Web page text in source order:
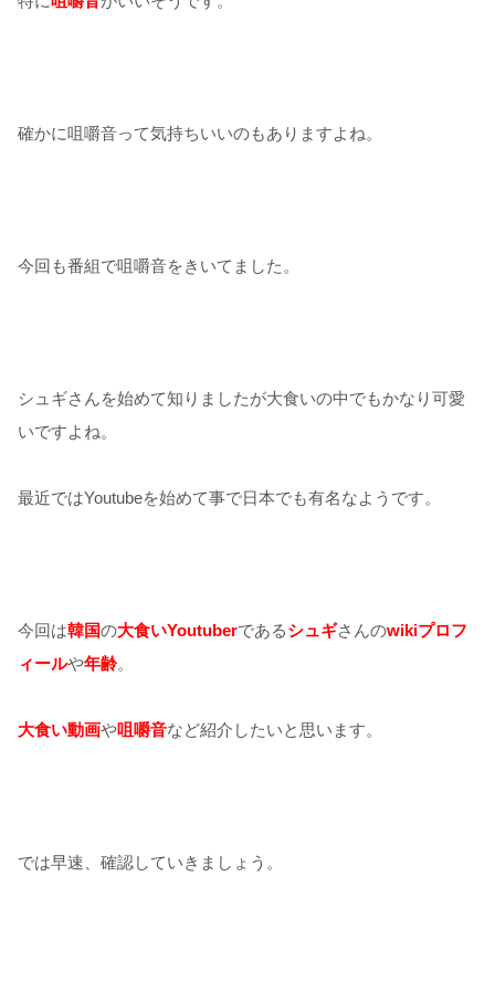
確かに咀嚼音って気持ちいいのもありますよね。
今回も番組で咀嚼音をきいてました。
シュギさんを始めて知りましたが大食いの中でもかなり可愛
いですよね。
最近ではYoutubeを始めて事で日本でも有名なようです。
今回は韓国の大食いYoutuberであるシュギさんのwikiプロフ
ィールや年齢。
大食い動画や咀嚼音など紹介したいと思います。
では早速、確認していきましょう。